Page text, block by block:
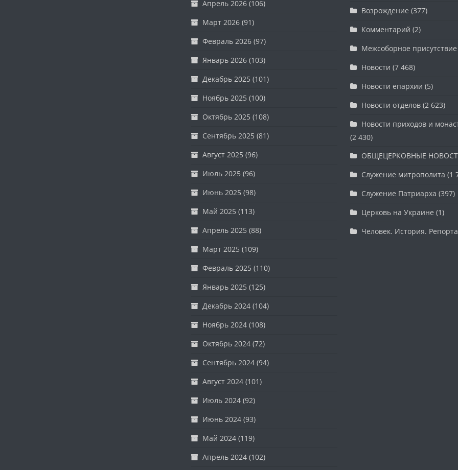
Апрель 2026(106)
Март 2026(91)
Февраль 2026(97)
Январь 2026(103)
Декабрь 2025 (101)
Ноябрь 2025 (100)
Октябрь 2025 (108)
Сентябрь 2025 (81)
Август 2025 (96)
Июль 2025 (96)
Июнь 2025 (98)
Май 2025 (113)
Апрель 2025 (88)
Март 2025 (109)
Февраль 2025 (110)
Январь 2025 (125)
Декабрь 2024(104)
Ноябрь 2024(108)
Октябрь 2024(72)
Сентябрь 2024(94)
Август 2024(101)
Июль 2024(92)
Июнь 2024(93)
Май 2024(119)
Апрель 2024(102)
Возрождение (377)
Комментарий (2)
Межсоборное присутствие
Новости (7 468)
Новости епархии (5)
Новости отделов(2 623)
Новости приходов и
(2 430)
ОБЩЕЦЕРКОВНЫЕ
Служение митрополита (1
Служение Патриарха (397)
Церковь на Украине (1)
Человек. История.